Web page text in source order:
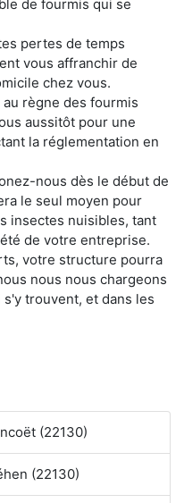
de fourmis qui se
pertes de temps
vous affranchir de
chez vous.
règne des fourmis
aussitôt pour une
la réglementation en
nous dès le début de
le seul moyen pour
insectes nuisibles, tant
de votre entreprise.
votre structure pourra
nous nous chargeons
trouvent, et dans les
(22130)
(22130)